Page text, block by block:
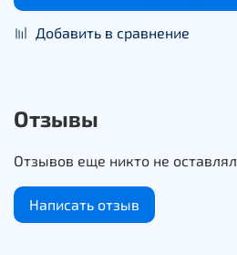
Добавить в сравнение
Отзывы
Отзывов еще никто не оставлял
Написать отзыв